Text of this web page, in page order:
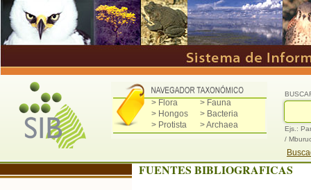
> Flora
> Fauna
> Hongos
> Bacteria
> Protista
> Archaea
Ejs.:
/
FUENTES BIBLIOGRAFICAS